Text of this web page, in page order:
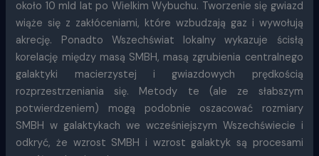
około 10 mld lat po Wielkim Wybuchu. Tworzenie się gwiazd
wiąże się z zakłóceniami, które wzbudzają gaz i wywołują
akrecję. Ponadto Wszechświat lokalny wykazuje ścisłą
korelację między masą SMBH, masą zgrubienia centralnego
galaktyki macierzystej i gwiazdowych prędkością
rozprzestrzeniania się. Metody te (ale ze słabszym
potwierdzeniem) mogą podobnie oszacować rozmiary
SMBH w galaktykach we wcześniejszym Wszechświecie i
odkryć, że wzrost SMBH i wzrost galaktyk są procesami